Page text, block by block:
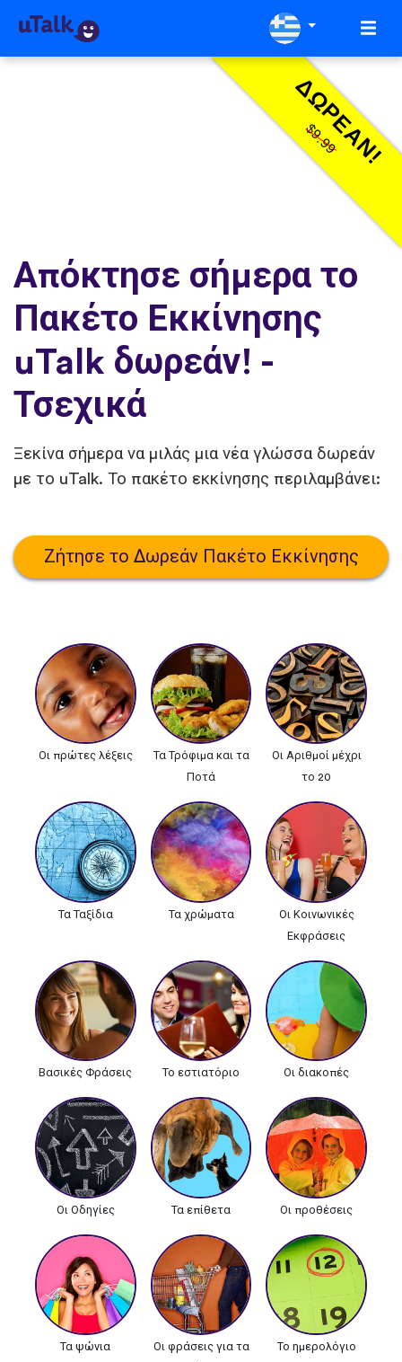
ΔΩΡΕΆΝ!
$9.99
Απόκτησε σήμερα το
Πακέτο Εκκίνησης
uTalk δωρεάν! -
Τσεχικά
Ξεκίνα σήμερα να μιλάς μια νέα γλώσσα δωρεάν
με το uTalk. Το πακέτο εκκίνησης περιλαμβάνει:
Ζήτησε το Δωρεάν Πακέτο Εκκίνησης
Οι πρώτες λέξεις
Τα Τρόφιμα και τα
Ποτά
Οι Αριθμοί μέχρι
το 20
Τα Ταξίδια Τα χρώματα
Οι Κοινωνικές
Εκφράσεις
Βασικές Φράσεις Το εστιατόριο Οι διακοπές
Οι Οδηγίες Τα επίθετα Οι προθέσεις
Τα ψώνια
Οι φράσεις για τα
Το ημερολόγιο